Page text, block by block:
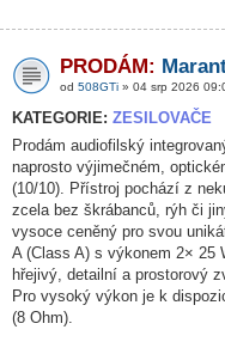
PRODÁM:
od 508GTi » 04 srp 2026
KATEGORIE: ZESILOVAČE
Prodám audiofilský
naprosto výjimečném,
(10/10). Přístroj pochází z
zcela bez škrábanců, rýh či
vysoce ceněný pro svou
A (Class A) s výkonem 2× 25
hřejivý, detailní a prostorový
Pro vysoký výkon je k
(8 Ohm).